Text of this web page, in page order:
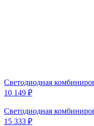
Светодиодная
10 149 ₽
Светодиодная
15 333 ₽